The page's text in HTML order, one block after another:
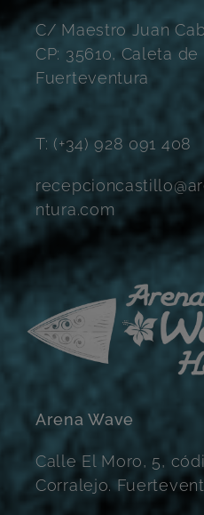
C/ Maestro Juan
CP: 35610, Caleta de
Fuerteventura
T: (+34) 928 091 408
ntura.com
Arena Wave
Calle El Moro, 5,
Corralejo.